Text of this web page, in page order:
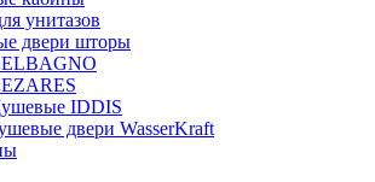
унитазов
двери шторы
IDDIS
двери WasserKraft